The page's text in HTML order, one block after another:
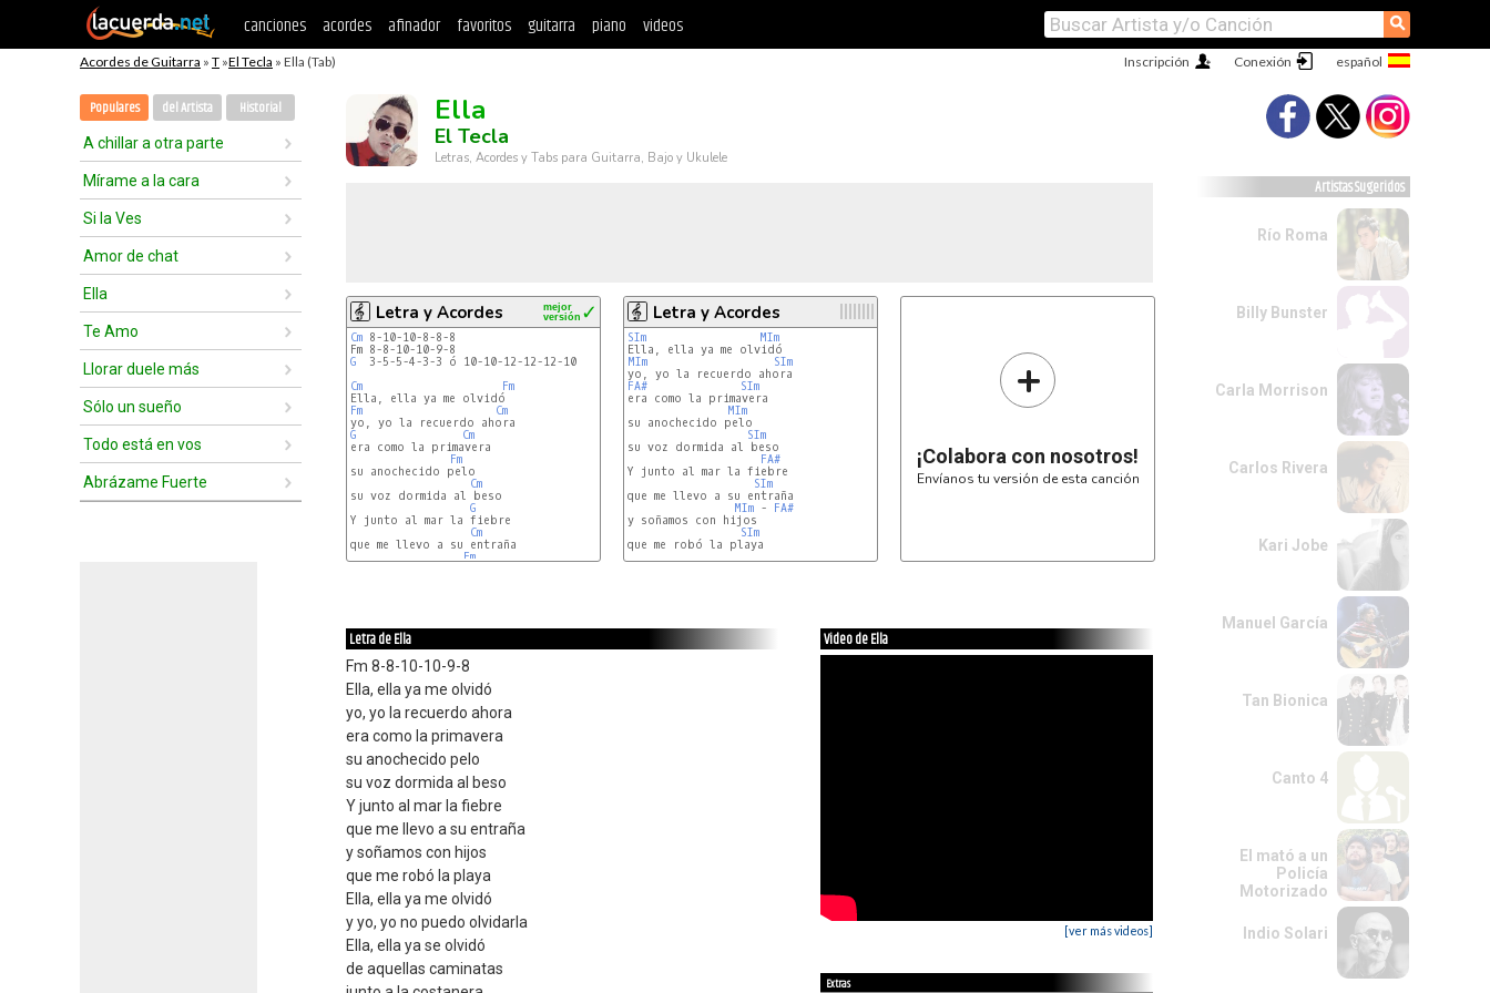
canciones acordes afinador favoritos guitarra piano videos ⚲
Acordes de Guitarra » T »El Tecla » Ella (Tab) Conexión
Inscripción
Populares del Artista Historial
A chillar a otra parte
Mírame a la cara
Si la Ves
Amor de chat
Ella
Te Amo
Llorar duele más
Sólo un sueño
Todo está en vos
Abrázame Fuerte
Ella
El Tecla
Letras, Acordes y Tabs para Guitarra, Bajo y Ukulele
Letra y Acordes ✓
mejor
versión
Cm 8-10-10-8-8-8
G
  3-5-5-4-3-3 ó 10-10-12-12-12-10
Cm
Fm
Fm
Cm
G
Cm
era como la primavera
Fm
su anochecido pelo
Cm
su voz dormida al beso
G
Y junto al mar la fiebre
Cm
que me llevo a su entraña
Fm
Letra y Acordes
SIm
MIm
MIm
SIm
FA#
SIm
era como la primavera
MIm
su anochecido pelo
SIm
su voz dormida al beso
FA#
Y junto al mar la fiebre
SIm
que me llevo a su entraña
MIm - FA#
y soñamos con hijos
SIm
que me robó la playa
+
¡Colabora con nosotros!
Envíanos tu versión de esta canción
Letra de Ella
Fm 8-8-10-10-9-8
Ella, ella ya me olvidó
yo, yo la recuerdo ahora
era como la primavera
su anochecido pelo
su voz dormida al beso
Y junto al mar la fiebre
que me llevo a su entraña
y soñamos con hijos
que me robó la playa
Ella, ella ya me olvidó
y yo, yo no puedo olvidarla
Ella, ella ya se olvidó
de aquellas caminatas
Video de Ella
[ver más videos]
Extras
Artistas Sugeridos
Río Roma
Billy Bunster
Carla Morrison
Carlos Rivera
Kari Jobe
Manuel García
Tan Bionica
Canto 4
El mató a un
Policía
Motorizado
Indio Solari